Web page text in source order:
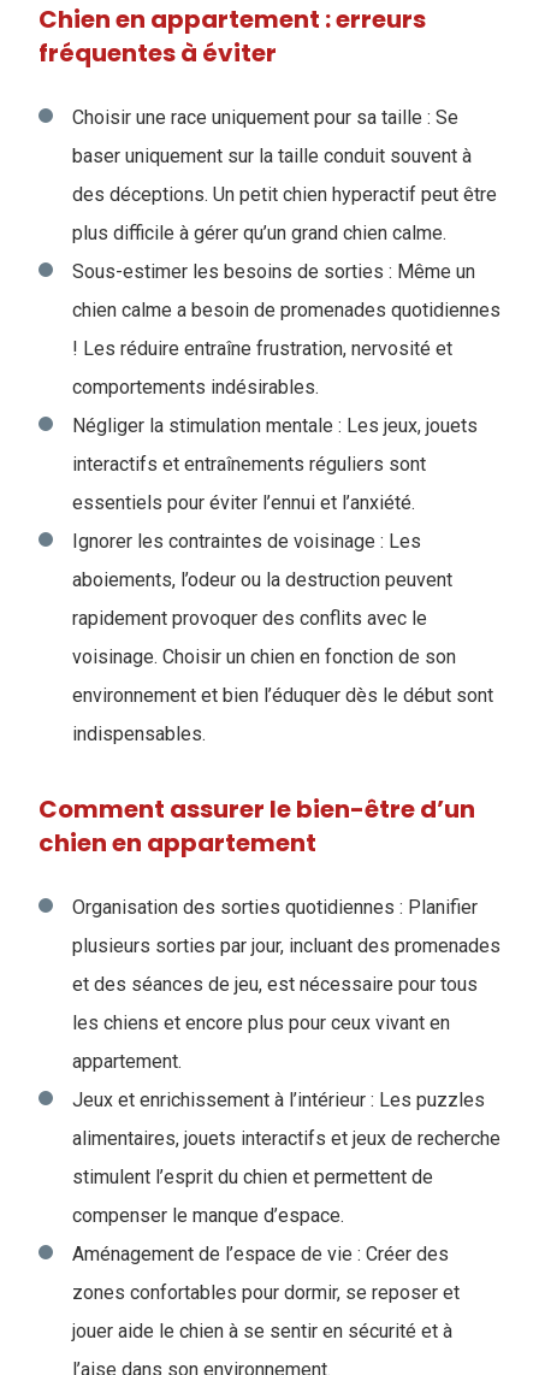
Chien en appartement : erreurs
fréquentes à éviter
Choisir une race uniquement pour sa taille : Se
baser uniquement sur la taille conduit souvent à
des déceptions. Un petit chien hyperactif peut être
plus difficile à gérer qu’un grand chien calme.
Sous-estimer les besoins de sorties : Même un
chien calme a besoin de promenades quotidiennes
! Les réduire entraîne frustration, nervosité et
comportements indésirables.
Négliger la stimulation mentale : Les jeux, jouets
interactifs et entraînements réguliers sont
essentiels pour éviter l’ennui et l’anxiété.
Ignorer les contraintes de voisinage : Les
aboiements, l’odeur ou la destruction peuvent
rapidement provoquer des conflits avec le
voisinage. Choisir un chien en fonction de son
environnement et bien l’éduquer dès le début sont
indispensables.
Comment assurer le bien-être d’un
chien en appartement
Organisation des sorties quotidiennes : Planifier
plusieurs sorties par jour, incluant des promenades
et des séances de jeu, est nécessaire pour tous
les chiens et encore plus pour ceux vivant en
appartement.
Jeux et enrichissement à l’intérieur : Les puzzles
alimentaires, jouets interactifs et jeux de recherche
stimulent l’esprit du chien et permettent de
compenser le manque d’espace.
Aménagement de l’espace de vie : Créer des
zones confortables pour dormir, se reposer et
jouer aide le chien à se sentir en sécurité et à
l’aise dans son environnement.